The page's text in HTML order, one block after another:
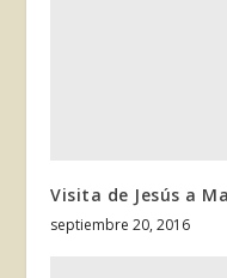
Visita de Jesús a
septiembre 20, 2016